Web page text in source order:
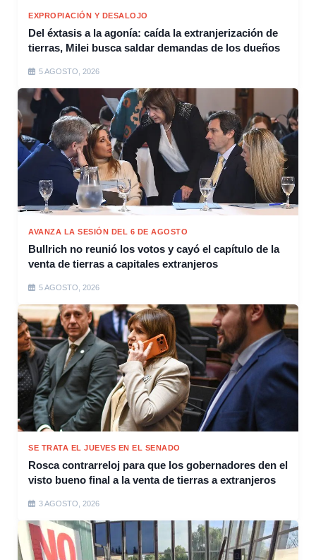
EXPROPIACIÓN Y DESALOJO
Del éxtasis a la agonía: caída la extranjerización de
tierras, Milei busca saldar demandas de los dueños
5 AGOSTO, 2026
AVANZA LA SESIÓN DEL 6 DE AGOSTO
Bullrich no reunió los votos y cayó el capítulo de la
venta de tierras a capitales extranjeros
5 AGOSTO, 2026
SE TRATA EL JUEVES EN EL SENADO
Rosca contrarreloj para que los gobernadores den el
visto bueno final a la venta de tierras a extranjeros
3 AGOSTO, 2026